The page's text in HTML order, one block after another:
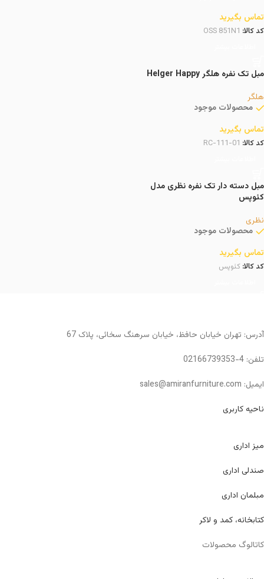
تماس بگیرید
کد کالا: OSS 851N1
مبل تک نفره هلگر Helger Happy
هلگر
محصولات موجود
تماس بگیرید
کد کالا: RC-111-01
مبل دسته دار تک نفره نظری مدل
کئوپس
نظری
محصولات موجود
تماس بگیرید
کد کالا: کئوپس
آدرس: تهران خیابان حافظ، خیابان سرهنگ سخائی، پلاک 67
تلفن: 4-02166739353
ایمیل: sales@amiranfurniture.com
ناحیه کاربری
میز اداری
صندلی اداری
مبلمان اداری
کتابخانه، کمد و لاکر
کاتالوگ محصولات